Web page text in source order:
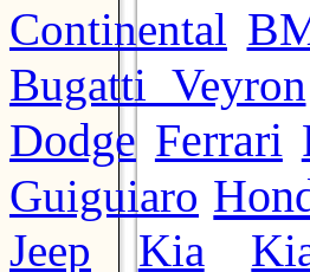
Continental
Bugatti Veyron
Dodge Ferrari
Guiguiaro
Jeep
Kia